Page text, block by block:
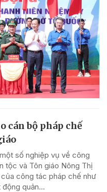
cán bộ pháp chế
số nghiệp vụ về công
tộc và Tôn giáo Nông Thị
công tác pháp chế như
quản...